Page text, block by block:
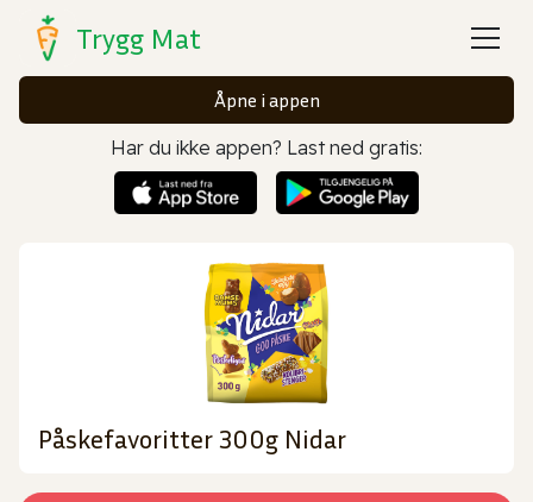
Trygg Mat
Åpne i appen
Har du ikke appen? Last ned gratis:
Påskefavoritter 300g Nidar